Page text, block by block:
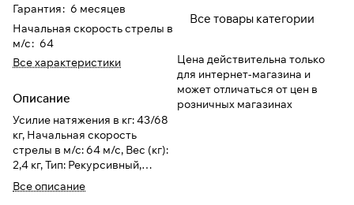
Гарантия: 6 месяцев
Начальная скорость стрелы в
м/с: 64
Все характеристики
Описание
Усилие натяжения в кг: 43/68
кг, Начальная скорость
стрелы в м/с: 64 м/с, Вес (кг):
2,4 кг, Тип: Рекурсивный,
Страна производитель:
Тайвань
Все описание
Все товары категории
Цена действительна только
для интернет-магазина и
может отличаться от цен в
розничных магазинах
выберите метод оплатыПЛАЙТ
Оплачивайте сегодня только25%
картой любого банка
Получайте товар
выбранный способом